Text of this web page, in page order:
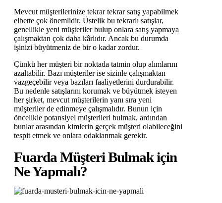
Mevcut müşterilerinize tekrar tekrar satış yapabilmek
elbette çok önemlidir. Üstelik bu tekrarlı satışlar,
genellikle yeni müşteriler bulup onlara satış yapmaya
çalışmaktan çok daha kârlıdır. Ancak bu durumda
işinizi büyütmeniz de bir o kadar zordur.
Çünkü her müşteri bir noktada tatmin olup alımlarını
azaltabilir. Bazı müşteriler ise sizinle çalışmaktan
vazgeçebilir veya bazıları faaliyetlerini durdurabilir.
Bu nedenle satışlarını korumak ve büyütmek isteyen
her şirket, mevcut müşterilerin yanı sıra yeni
müşteriler de edinmeye çalışmalıdır. Bunun için
öncelikle potansiyel müşterileri bulmak, ardından
bunlar arasından kimlerin gerçek müşteri olabileceğini
tespit etmek ve onlara odaklanmak gerekir.
Fuarda Müşteri Bulmak için
Ne Yapmalı?